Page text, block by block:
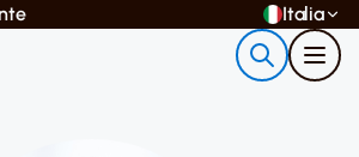
Italia